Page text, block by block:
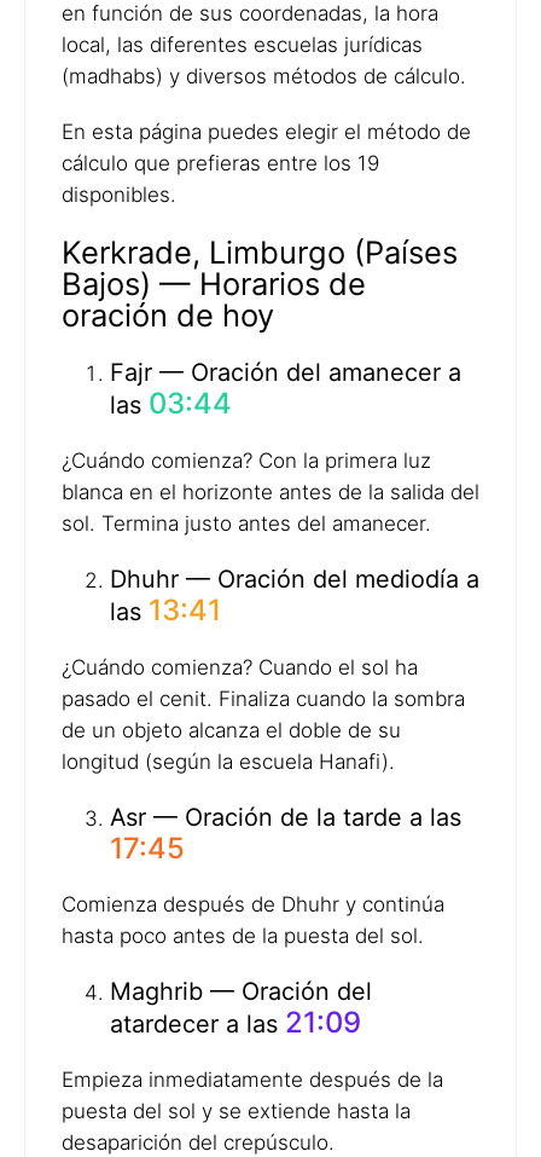
en función de sus coordenadas, la hora
local, las diferentes escuelas jurídicas
(madhabs) y diversos métodos de cálculo.
En esta página puedes elegir el método de
cálculo que prefieras entre los 19
disponibles.
Kerkrade, Limburgo (Países
Bajos) — Horarios de
oración de hoy
Fajr — Oración del amanecer a
las 03:44
¿Cuándo comienza? Con la primera luz
blanca en el horizonte antes de la salida del
sol. Termina justo antes del amanecer.
Dhuhr — Oración del mediodía a
las 13:41
¿Cuándo comienza? Cuando el sol ha
pasado el cenit. Finaliza cuando la sombra
de un objeto alcanza el doble de su
longitud (según la escuela Hanafi).
Asr — Oración de la tarde a las
17:45
Comienza después de Dhuhr y continúa
hasta poco antes de la puesta del sol.
Maghrib — Oración del
atardecer a las 21:09
Empieza inmediatamente después de la
puesta del sol y se extiende hasta la
desaparición del crepúsculo.